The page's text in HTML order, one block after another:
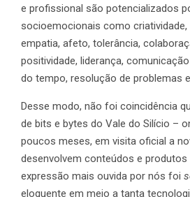
e profissional são potencializados
socioemocionais como
empatia, afeto, tolerância,
positividade, liderança,
do tempo, resolução de problemas
Desse modo, não foi coincidência
de bits e bytes do Vale do Silício –
poucos meses, em visita oficial a
desenvolvem conteúdos e
expressão mais ouvida por nós foi
eloquente em meio a tanta